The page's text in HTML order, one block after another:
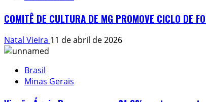
COMITÊ DE CULTURA DE MG PROMOVE CICLO DE
Natal Vieira 11 de abril de 2026
Brasil
Minas Gerais